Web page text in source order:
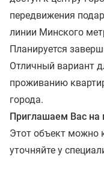
передвижения
линии Минского
Планируется
Отличный вариант
проживанию
города.
Приглашаем Вас на
Этот объект можно
уточняйте у